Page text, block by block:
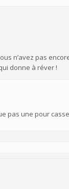
n’avez pas
donne à réver !
pas une pour